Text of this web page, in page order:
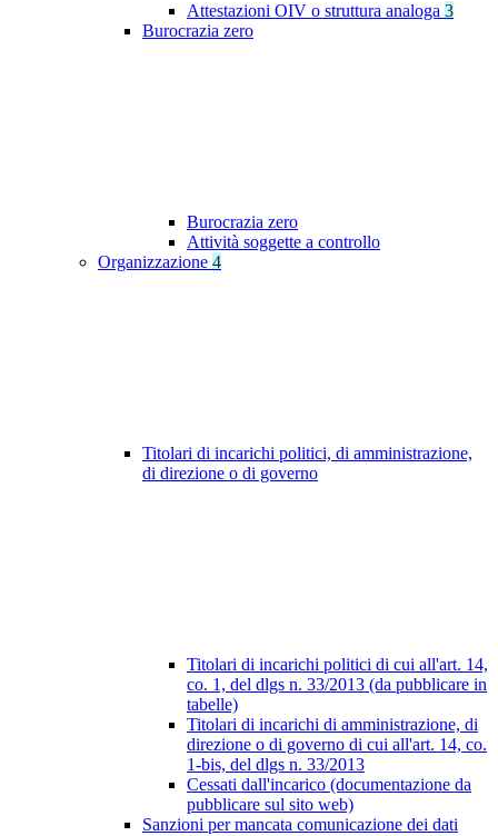
Attestazioni OIV o struttura analoga 3
Burocrazia zero
Burocrazia zero
Attività soggette a controllo
Organizzazione 4
Titolari di incarichi politici, di amministrazione,
di direzione o di governo
Titolari di incarichi politici di cui all'art. 14,
co. 1, del dlgs n. 33/2013 (da pubblicare in
tabelle)
Titolari di incarichi di amministrazione, di
direzione o di governo di cui all'art. 14, co.
1-bis, del dlgs n. 33/2013
Cessati dall'incarico (documentazione da
pubblicare sul sito web)
Sanzioni per mancata comunicazione dei dati